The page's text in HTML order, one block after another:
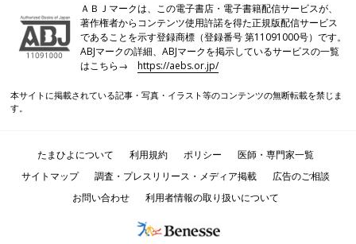
ＡＢＪマークは、この電子書店・電子書籍配信サービスが、
著作権者からコンテンツ使用許諾を得た正規版配信サービス
であることを示す登録商標（登録番号 第11091000号）です。
ABJマークの詳細、ABJマークを掲示しているサービスの一覧
はこちら→https://aebs.or.jp/
本サイトに掲載されている記事・写真・イラスト等のコンテンツの無断転載を禁じま
す。
たまひよについて 利用規約 ポリシー
医師・専門家一覧
サイトマップ
調査・プレスリリース・メディア掲載
広告のご相談
お問い合わせ
利用者情報の取り扱いについて